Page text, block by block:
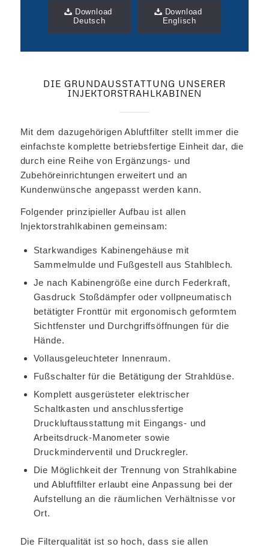
Download
Deutsch
Download
Englisch
DIE GRUNDAUSSTATTUNG UNSERER
INJEKTORSTRAHLKABINEN
Mit dem dazugehörigen Abluftfilter stellt immer die
einfachste komplette betriebsfertige Einheit dar, die
durch eine Reihe von Ergänzungs- und
Zubehöreinrichtungen erweitert und an
Kundenwünsche angepasst werden kann.
Folgender prinzipieller Aufbau ist allen
Injektorstrahlkabinen gemeinsam:
Starkwandiges Kabinengehäuse mit
Sammelmulde und Fußgestell aus Stahlblech.
Je nach Kabinengröße eine durch Federkraft,
Gasdruck Stoßdämpfer oder vollpneumatisch
betätigter Fronttür mit ergonomisch geformtem
Sichtfenster und Durchgriffsöffnungen für die
Hände.
Vollausgeleuchteter Innenraum.
Fußschalter für die Betätigung der Strahldüse.
Komplett ausgerüsteter elektrischer
Schaltkasten und anschlussfertige
Druckluftausstattung mit Eingangs- und
Arbeitsdruck-Manometer sowie
Druckminderventil und Druckregler.
Die Möglichkeit der Trennung von Strahlkabine
und Abluftfilter erlaubt eine Anpassung bei der
Aufstellung an die räumlichen Verhältnisse vor
Ort.
Die Filterqualität ist so hoch, dass sie allen